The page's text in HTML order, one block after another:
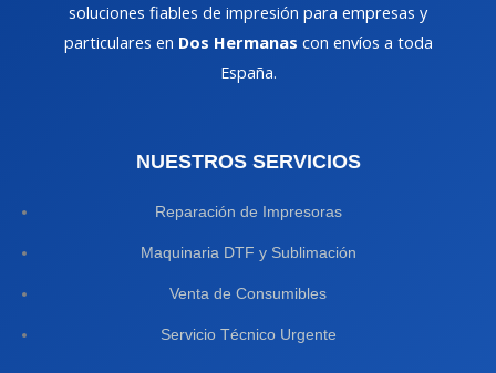
soluciones fiables de impresión para empresas y
particulares en Dos Hermanas con envíos a toda
España.
NUESTROS SERVICIOS
Reparación de Impresoras
Maquinaria DTF y Sublimación
Venta de Consumibles
Servicio Técnico Urgente